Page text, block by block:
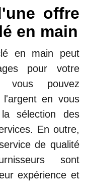
offre
en main
en main peut
pour votre
vous pouvez
en vous
sélection des
En outre,
de qualité
sont
expérience et